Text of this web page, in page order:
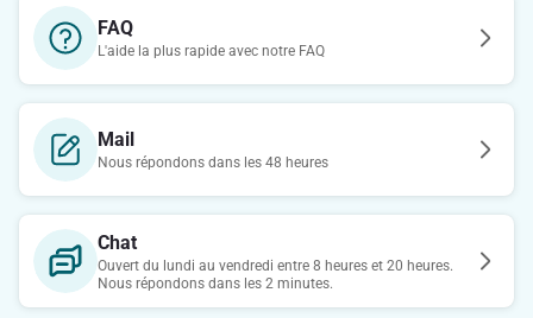
FAQ
L'aide la plus rapide avec notre FAQ
Mail
Nous répondons dans les 48 heures
Chat
Ouvert du lundi au vendredi entre 8 heures et 20 heures.
Nous répondons dans les 2 minutes.